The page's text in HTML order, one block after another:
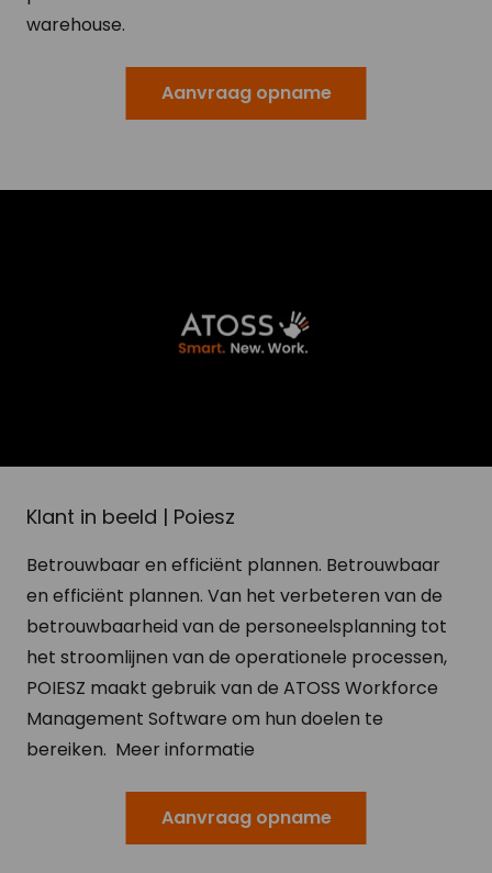
warehouse.
Aanvraag opname
Klant in beeld | Poiesz
Betrouwbaar en efficiënt plannen. Betrouwbaar
en efficiënt plannen. Van het verbeteren van de
betrouwbaarheid van de personeelsplanning tot
het stroomlijnen van de operationele processen,
POIESZ maakt gebruik van de ATOSS Workforce
Management Software om hun doelen te
bereiken. Meer informatie
Aanvraag opname